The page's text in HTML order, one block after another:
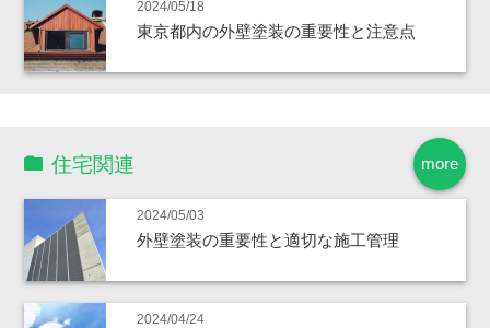
2024/05/18
東京都内の外壁塗装の重要性と注意点
more
住宅関連
2024/05/03
外壁塗装の重要性と適切な施工管理
2024/04/24